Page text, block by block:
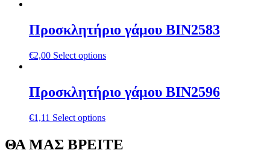
Προσκλητήριο γάμου ΒΙΝ2583
€2,00 Select options
Προσκλητήριο γάμου ΒΙΝ2596
€1,11 Select options
ΘΑ ΜΑΣ ΒΡΕΙΤΕ